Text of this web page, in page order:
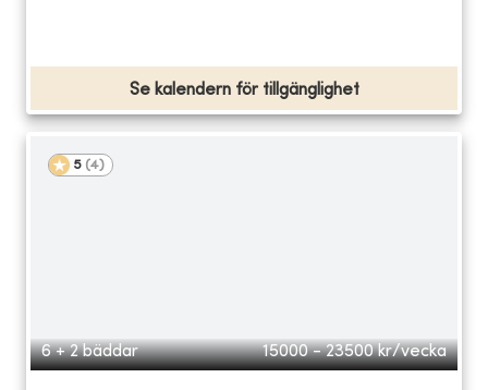
Se kalendern för tillgänglighet
5 (4)
6 + 2 bäddar 15000 - 23500 kr/vecka